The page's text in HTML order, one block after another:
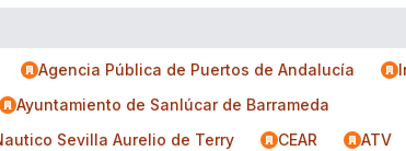
Agencia Pública de Puertos de Andalucía
Ayuntamiento de Sanlúcar de Barrameda
Sevilla Aurelio de Terry CEAR ATV